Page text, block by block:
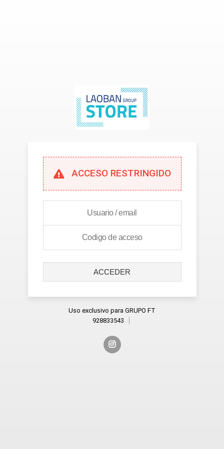
ACCESO RESTRINGIDO
ACCEDER
Uso exclusivo para GRUPO FT
928833543